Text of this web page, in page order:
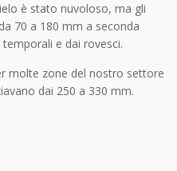
è stato nuvoloso, ma gli
70 a 180 mm a seconda
e dai rovesci.
molte zone del nostro settore
dai 250 a 330 mm.